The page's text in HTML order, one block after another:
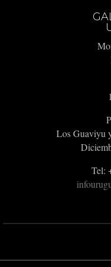
Los Guaviyu
Tel: